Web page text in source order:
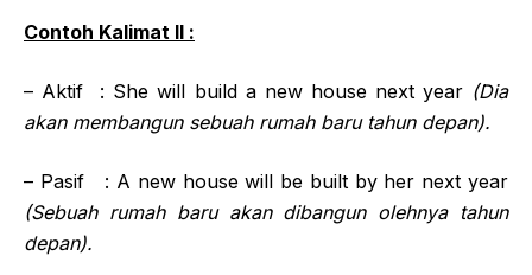
Contoh Kalimat II :
– Aktif : She will build a new house next year (Dia
akan membangun sebuah rumah baru tahun depan).
– Pasif : A new house will be built by her next year
(Sebuah rumah baru akan dibangun olehnya tahun
depan).